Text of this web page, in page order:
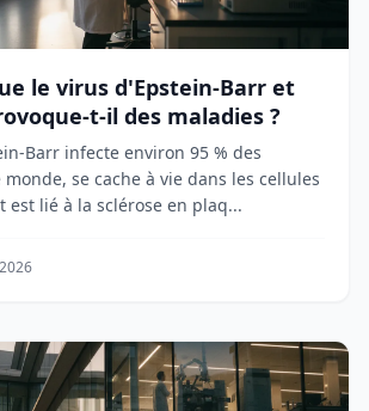
le virus d'Epstein-Barr et
t-il des maladies ?
Barr infecte environ 95 % des
se cache à vie dans les cellules
est lié à la sclérose en plaq...